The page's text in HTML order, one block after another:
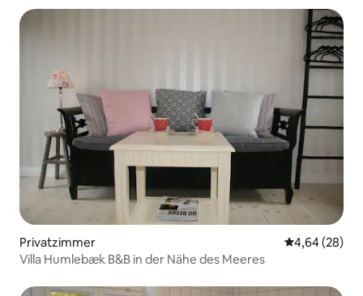
Privatzimmer
4,64 (28)
Villa Humlebæk B&B in der Nähe des Meeres